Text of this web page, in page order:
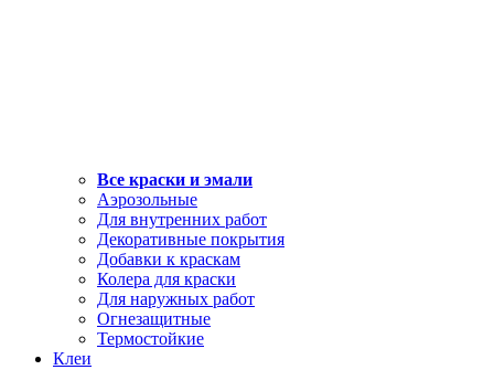
Все краски и эмали
Аэрозольные
Для внутренних работ
Декоративные покрытия
Добавки к краскам
Колера для краски
Для наружных работ
Огнезащитные
Термостойкие
Клеи